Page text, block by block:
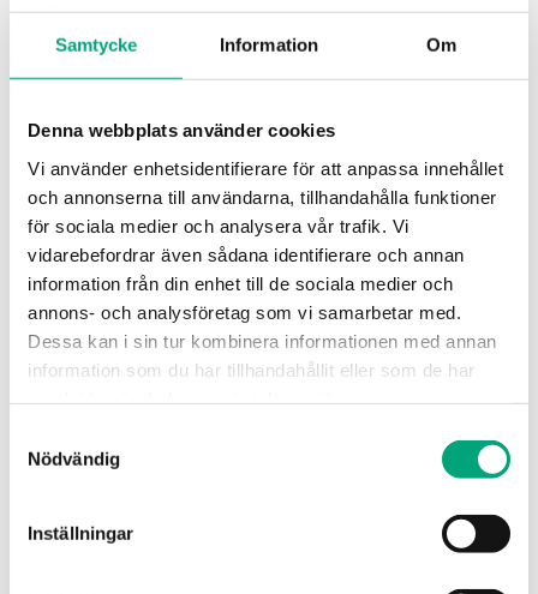
Samtycke Information Om
Denna webbplats använder cookies
Vi använder enhetsidentifierare för att anpassa innehållet
och annonserna till användarna, tillhandahålla funktioner
för sociala medier och analysera vår trafik. Vi
vidarebefordrar även sådana identifierare och annan
information från din enhet till de sociala medier och
annons- och analysföretag som vi samarbetar med.
Dessa kan i sin tur kombinera informationen med annan
information som du har tillhandahållit eller som de har
Nödvändig
Inställningar
till kund.” säger Fredrik Wiking, VD och
koncernchef för Regin Group.
Nicklas Eriksson, delägare, tillsammans med övriga
delägare Tim Eriksson, Mats Landström och Fredrik
Nilsson, har med denna affär säkrat en långsiktig
och stabil plattform för fortsatt tillväxt.
”Regin är för mig det självklara valet av partner för
att fortsätta Allelektroniks resa. Vårt partnerskap
sträcker sig långt tillbaka och som en del av
gruppen skapas nu ännu bättre förutsättningar för
att stärka samarbetet och fortsätta producera
marknadsledande produkter för en hållbar framtid”,
Allelektronik är sedan start 1975 expert på effektiv